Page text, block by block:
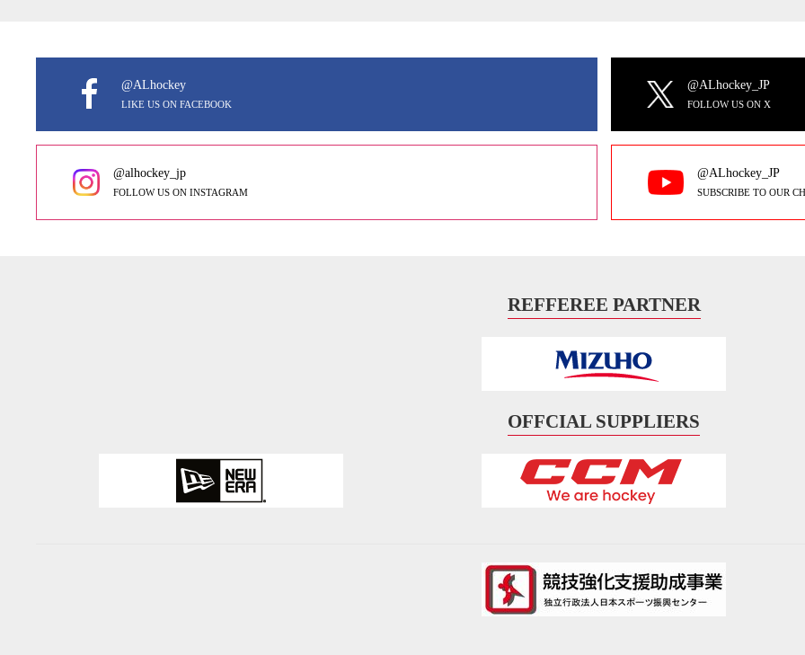
@ALhockey
LIKE US ON FACEBOOK
@ALhockey_JP
FOLLOW US ON X
@alhockey_jp
FOLLOW US ON INSTAGRAM
@ALhockey_JP
SUBSCRIBE TO OUR
REFFEREE PARTNER
OFFCIAL SUPPLIERS